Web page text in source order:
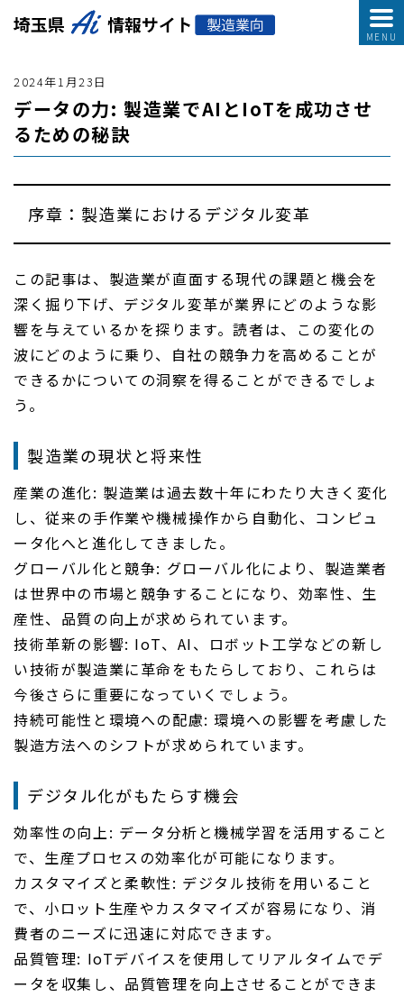
2024年1月23日
データの力: 製造業でAIとIoTを成功させ
るための秘訣
序章：製造業におけるデジタル変革
この記事は、製造業が直面する現代の課題と機会を
深く掘り下げ、デジタル変革が業界にどのような影
響を与えているかを探ります。読者は、この変化の
波にどのように乗り、自社の競争力を高めることが
できるかについての洞察を得ることができるでしょ
う。
製造業の現状と将来性
産業の進化: 製造業は過去数十年にわたり大きく変化
し、従来の手作業や機械操作から自動化、コンピュ
ータ化へと進化してきました。
グローバル化と競争: グローバル化により、製造業者
は世界中の市場と競争することになり、効率性、生
産性、品質の向上が求められています。
技術革新の影響: IoT、AI、ロボット工学などの新し
い技術が製造業に革命をもたらしており、これらは
今後さらに重要になっていくでしょう。
持続可能性と環境への配慮: 環境への影響を考慮した
製造方法へのシフトが求められています。
デジタル化がもたらす機会
効率性の向上: データ分析と機械学習を活用すること
で、生産プロセスの効率化が可能になります。
カスタマイズと柔軟性: デジタル技術を用いること
で、小ロット生産やカスタマイズが容易になり、消
費者のニーズに迅速に対応できます。
品質管理: IoTデバイスを使用してリアルタイムでデ
ータを収集し、品質管理を向上させることができま